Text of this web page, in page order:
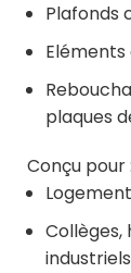
Plafonds
plaques
Conçu pour :